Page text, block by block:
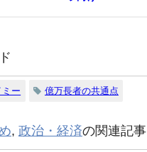
ミー 億万長者の共通点
, 政治・経済の関連記事